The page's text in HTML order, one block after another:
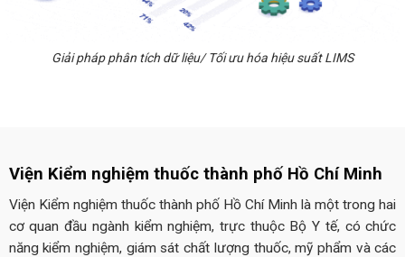
Giải pháp phân tích dữ liệu/ Tối ưu hóa hiệu suất LIMS
Viện Kiểm nghiệm thuốc thành phố Hồ Chí Minh
Viện Kiểm nghiệm thuốc thành phố Hồ Chí Minh là một trong hai
cơ quan đầu ngành kiểm nghiệm, trực thuộc Bộ Y tế, có chức
năng kiểm nghiệm, giám sát chất lượng thuốc, mỹ phẩm và các